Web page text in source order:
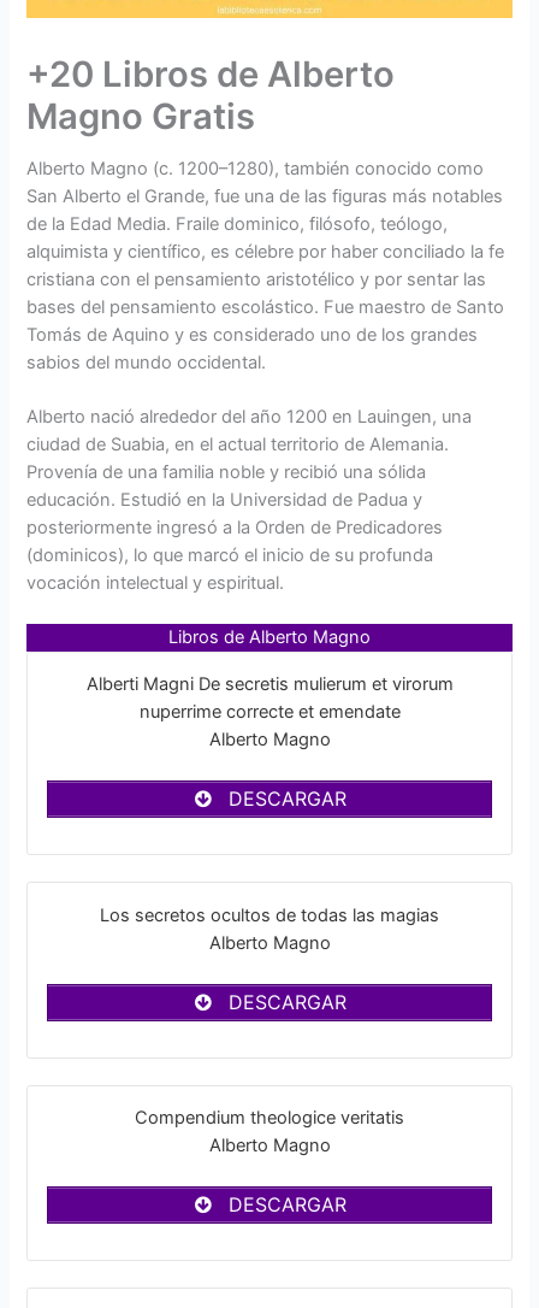
+20 Libros de Alberto
Magno Gratis
Alberto Magno (c. 1200–1280), también conocido como
San Alberto el Grande, fue una de las figuras más notables
de la Edad Media. Fraile dominico, filósofo, teólogo,
alquimista y científico, es célebre por haber conciliado la fe
cristiana con el pensamiento aristotélico y por sentar las
bases del pensamiento escolástico. Fue maestro de Santo
Tomás de Aquino y es considerado uno de los grandes
sabios del mundo occidental.
Alberto nació alrededor del año 1200 en Lauingen, una
ciudad de Suabia, en el actual territorio de Alemania.
Provenía de una familia noble y recibió una sólida
educación. Estudió en la Universidad de Padua y
posteriormente ingresó a la Orden de Predicadores
(dominicos), lo que marcó el inicio de su profunda
vocación intelectual y espiritual.
Libros de Alberto Magno
Alberti Magni De secretis mulierum et virorum
nuperrime correcte et emendate
Alberto Magno
DESCARGAR
Los secretos ocultos de todas las magias
Alberto Magno
DESCARGAR
Compendium theologice veritatis
Alberto Magno
DESCARGAR